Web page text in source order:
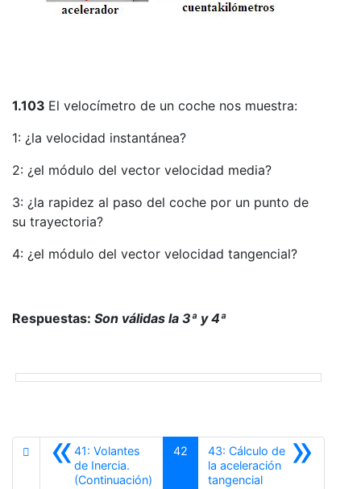
1.103 El velocímetro de un coche nos muestra:
1: ¿la velocidad instantánea?
2: ¿el módulo del vector velocidad media?
3: ¿la rapidez al paso del coche por un punto de
su trayectoria?
4: ¿el módulo del vector velocidad tangencial?
Respuestas: Son válidas la 3ª y 4ª
«41: Volantes
de Inercia.
(Continuación)
42 »
43: Cálculo de
la aceleración
tangencialSiguiente